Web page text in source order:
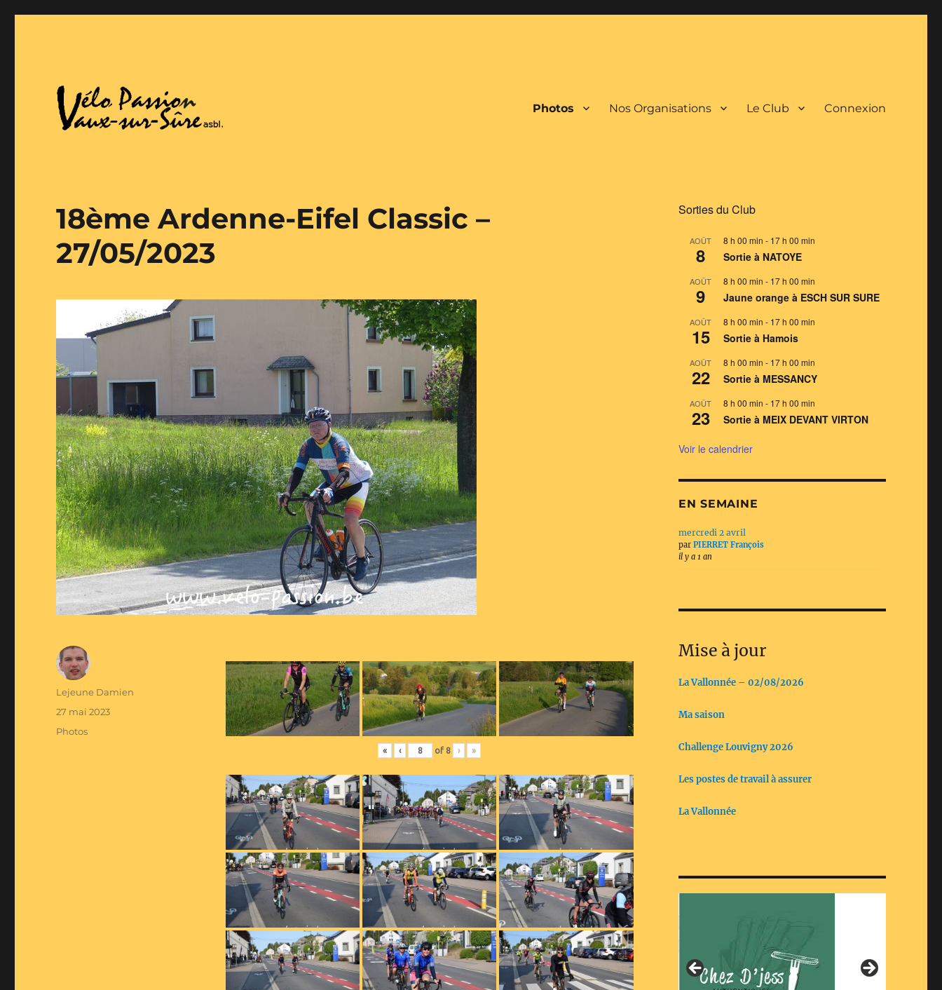
Photos Nos Organisations Le Club Connexion
18ème Ardenne-Eifel Classic –
27/05/2023
« ‹ of 8 › »
Auteur
Lejeune Damien
Publié
le
27 mai 2023
Catégories
Photos
Sorties du Club
AOÛT
8
8 h 00 min - 17 h 00 min
Sortie à NATOYE
AOÛT
9
8 h 00 min - 17 h 00 min
Jaune orange à ESCH SUR SURE
AOÛT
15
8 h 00 min - 17 h 00 min
Sortie à Hamois
AOÛT
22
8 h 00 min - 17 h 00 min
Sortie à MESSANCY
AOÛT
23
8 h 00 min - 17 h 00 min
Sortie à MEIX DEVANT VIRTON
Voir le calendrier
EN SEMAINE
mercredi 2 avril
par PIERRET François
il y a 1 an
Mise à jour
La Vallonnée – 02/08/2026
Ma saison
Challenge Louvigny 2026
Les postes de travail à assurer
La Vallonnée